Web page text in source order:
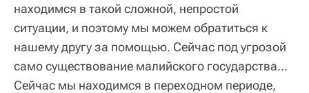
находимся в такой сложной, непростой
ситуации, и поэтому мы можем обратиться к
нашему другу за помощью. Сейчас под угрозой
само существование малийского государства...
Сейчас мы находимся в переходном периоде,